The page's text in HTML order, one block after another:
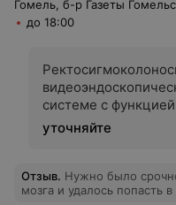
Гомель, б-р Газеты
до 18:00
системе с функцией
хромоскопии (с
использованием
уточняйте
Отзыв. Нужно было
мозга и удалось попасть